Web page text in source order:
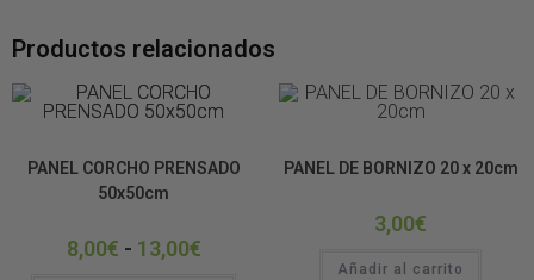
Productos relacionados
PANEL CORCHO PRENSADO
50x50cm
8,00€ - 13,00€
PANEL DE BORNIZO 20 x 20cm
3,00€
Añadir al carrito